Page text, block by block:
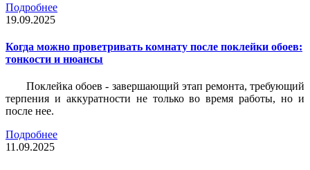
Подробнее
19.09.2025
Когда можно проветривать комнату после поклейки обоев:
тонкости и нюансы
Поклейка обоев - завершающий этап ремонта, требующий
терпения и аккуратности не только во время работы, но и
после нее.
Подробнее
11.09.2025